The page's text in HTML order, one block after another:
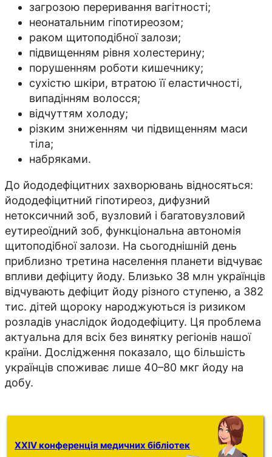
загрозою переривання вагітності;
неонатальним гіпотиреозом;
раком щитоподібної залози;
підвищенням рівня холестерину;
порушенням роботи кишечнику;
сухістю шкіри, втратою її еластичності,
випадінням волосся;
відчуттям холоду;
різким зниженням чи підвищенням маси
тіла;
набряками.
До йододефіцитних захворювань відносяться:
йододефіцитний гіпотиреоз, дифузний
нетоксичний зоб, вузловий і багатовузловий
еутиреоїдний зоб, функціональна автономія
щитоподібної залози. На сьогоднішній день
приблизно третина населення планети відчуває
впливи дефіциту йоду. Близько 38 млн українців
відчувають дефіцит йоду різного ступеню, а 382
тис. дітей щороку народжуються із ризиком
розладів унаслідок йододефіциту. Ця проблема
актуальна для всіх без винятку регіонів нашої
країни. Дослідження показало, що більшість
українців споживає лише 40–80 мкг йоду на
добу.
XXIV конференція медичних бібліотек